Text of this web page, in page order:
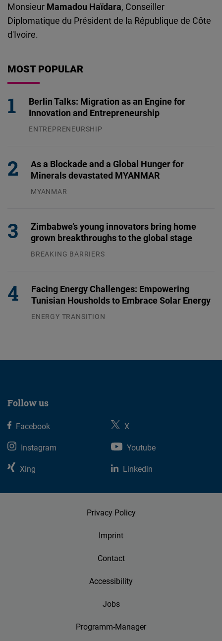
Monsieur Mamadou Haïdara, Conseiller
Diplomatique du Président de la République de Côte
d'Ivoire.
MOST POPULAR
Berlin Talks: Migration as an Engine for
Innovation and Entrepreneurship
ENTREPRENEURSHIP
As a Blockade and a Global Hunger for
Minerals devastated MYANMAR
MYANMAR
Zimbabwe’s young innovators bring home
grown breakthroughs to the global stage
BREAKING BARRIERS
Facing Energy Challenges: Empowering
Tunisian Housholds to Embrace Solar Energy
ENERGY TRANSITION
Follow us
Facebook
X
Instagram
Youtube
Xing
Linkedin
Privacy Policy
Imprint
Contact
Accessibility
Jobs
Programm-Manager